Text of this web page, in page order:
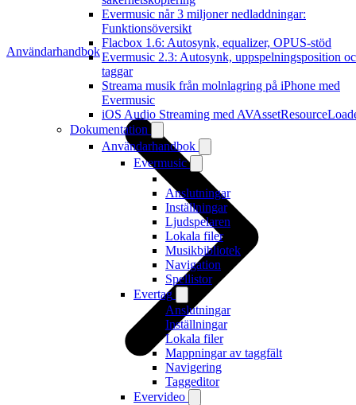
Evermusic når 3 miljoner nedladdningar:
Funktionsöversikt
Flacbox 1.6: Autosynk, equalizer, OPUS-stöd
Evermusic 2.3: Autosynk, uppspelningsposition
taggar
Streama musik från molnlagring på iPhone med
Evermusic
iOS Audio Streaming med
Dokumentation
Användarhandbok
Evermusic
Anslutningar
Inställningar
Ljudspelaren
Lokala filer
Musikbibliotek
Navigation
Spellistor
Evertag
Anslutningar
Inställningar
Lokala filer
Mappningar av taggfält
Navigering
Taggeditor
Evervideo
Användarhandbok